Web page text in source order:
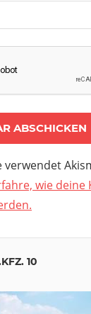
verwendet
wie
10